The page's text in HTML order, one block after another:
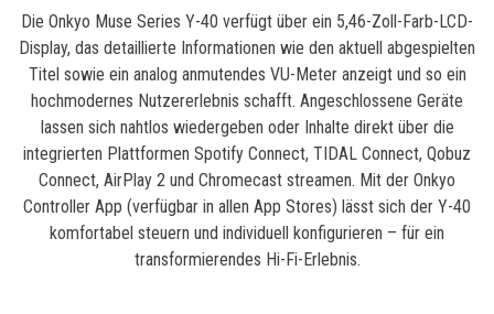
Die Onkyo Muse Series Y-40 verfügt über ein 5,46-Zoll-Farb-LCD-
Display, das detaillierte Informationen wie den aktuell abgespielten
Titel sowie ein analog anmutendes VU-Meter anzeigt und so ein
hochmodernes Nutzererlebnis schafft. Angeschlossene Geräte
lassen sich nahtlos wiedergeben oder Inhalte direkt über die
integrierten Plattformen Spotify Connect, TIDAL Connect, Qobuz
Connect, AirPlay 2 und Chromecast streamen. Mit der Onkyo
Controller App (verfügbar in allen App Stores) lässt sich der Y-40
komfortabel steuern und individuell konfigurieren – für ein
transformierendes Hi-Fi-Erlebnis.